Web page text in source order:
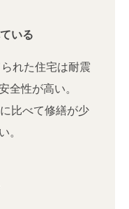
いる
れた住宅は耐震
全性が高い。
比べて修繕が少
。